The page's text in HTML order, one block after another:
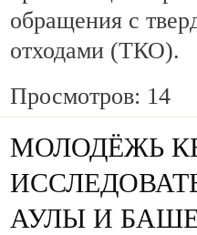
обращения с
отходами (ТКО).
Просмотров: 14
МОЛОДЁЖЬ
АУЛЫ И